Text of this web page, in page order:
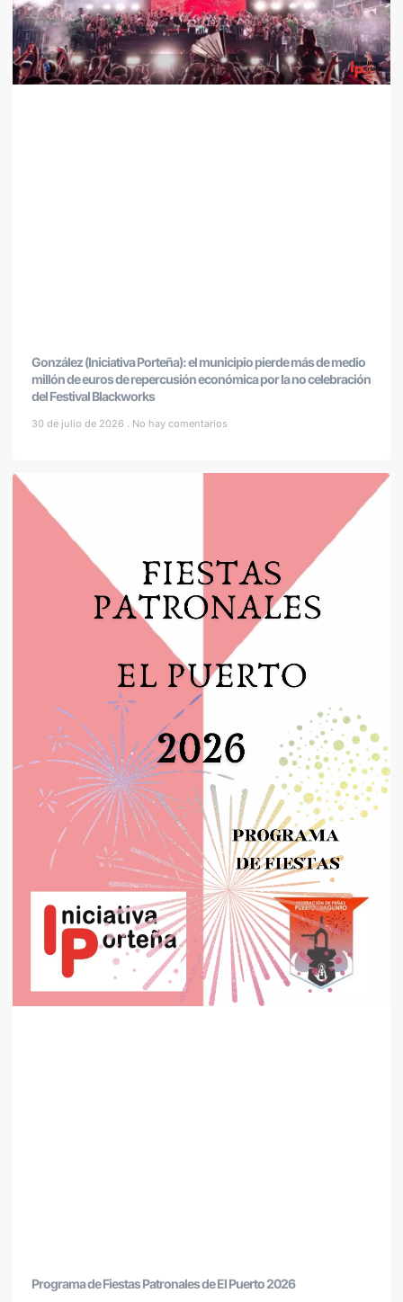
González (Iniciativa Porteña): el municipio pierde más de medio
millón de euros de repercusión económica por la no celebración
del Festival Blackworks
30 de julio de 2026 No hay comentarios
Programa de Fiestas Patronales de El Puerto 2026